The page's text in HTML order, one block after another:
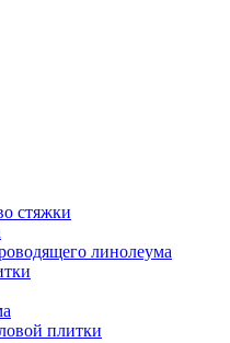
стяжки
линолеума
плитки